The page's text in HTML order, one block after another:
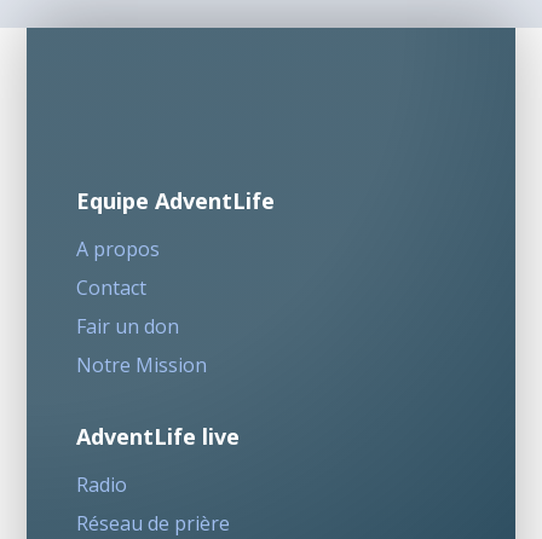
Equipe AdventLife
A propos
Contact
Fair un don
Notre Mission
AdventLife live
Radio
Réseau de prière